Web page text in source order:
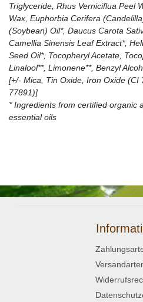
Triglyceride, Rhus Verniciflua Peel
Wax, Euphorbia Cerifera
(Soybean) Oil*, Daucus Carota
Camellia Sinensis Leaf Extract*,
Seed Oil*, Tocopheryl Acetate,
Linalool**, Limonene**, Benzyl
[+/- Mica, Tin Oxide, Iron Oxide
77891)]
* Ingredients from certified organic
essential oils